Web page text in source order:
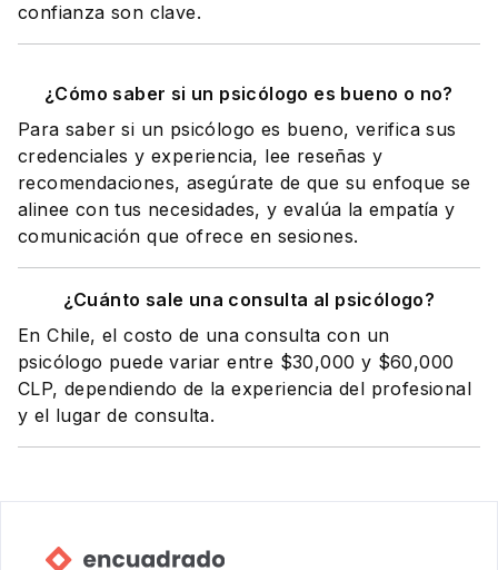
confianza son clave.
¿Cómo saber si un psicólogo es bueno o no?
Para saber si un psicólogo es bueno, verifica sus
credenciales y experiencia, lee reseñas y
recomendaciones, asegúrate de que su enfoque se
alinee con tus necesidades, y evalúa la empatía y
comunicación que ofrece en sesiones.
¿Cuánto sale una consulta al psicólogo?
En Chile, el costo de una consulta con un
psicólogo puede variar entre $30,000 y $60,000
CLP, dependiendo de la experiencia del profesional
y el lugar de consulta.